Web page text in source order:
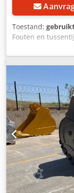
Toestand:
Fouten en
nummer: 1471.
Aandrijfmotor met
Graafbak
Radio ... en veel
Landelijke
tussentijdse
voertuig in ruil.
aanbetaling
graag!